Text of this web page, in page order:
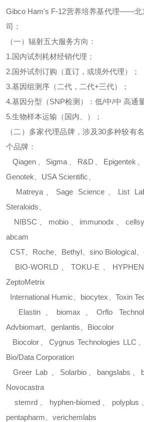
Gibco Ham's F-12营养培养基代理——北
司：
（一）辐射五大服务方向：
1.国内试剂耗材经销代理；
2.国外试剂订购（直订，或境外代理）；
3.基因组测序（二代，二代+三代）；
4.基因分型（SNP检测）：低/中/中 高通
5.生物样本运输（国内、）；
（二）多家代理品牌，涉及30多种较有
个品牌：
Qiagen
Sigma R&D Epigentek
Genotek
USA Scientific
Matreya、 Sage Science List
Steraloids
NIBSC
mobio、 immunodx 、
abcam
CST
Roche Bethyl sino Biological
BIO-WORLD 、TOKU-E
ZeptoMetrix
International Humic
biocytex Toxin
Elastin
biomax Orflo
Advbiomart
genlantis
Biocolor
Biocolor、 Cygnus Technologies LLC
Bio/Data Corporation
Greer Lab
Solarbio bangslabs
Novocastra
stemrd、 hyphen-biomed、 polyplus
pentapharm
verichemlabs